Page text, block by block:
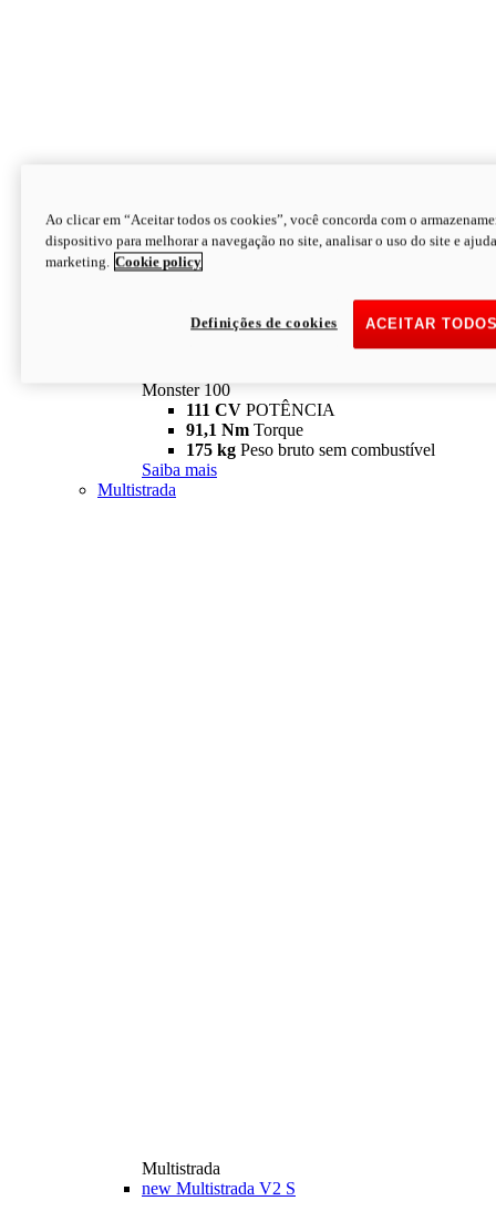
Monster
Monster 100
111 CV POTÊNCIA
91,1 Nm Torque
175 kg Peso bruto sem combustível
Saiba mais
Multistrada
Multistrada
new Multistrada V2 S
Ao clicar em “Aceitar todos os cookies”, você concorda com o
dispositivo para melhorar a navegação no site, analisar o uso do site e
marketing. Cookie policy
ACEITAR
Definições de cookies